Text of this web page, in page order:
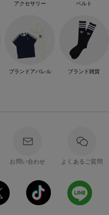
アクセサリー ベルト
ブランドアパレル ブランド雑貨
お問い合わせ よくあるご質問